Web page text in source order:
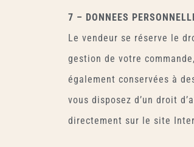
7 – DONNEES
Le vendeur se réserve le
gestion de votre
également conservées à
vous disposez d’un droit
directement sur le site